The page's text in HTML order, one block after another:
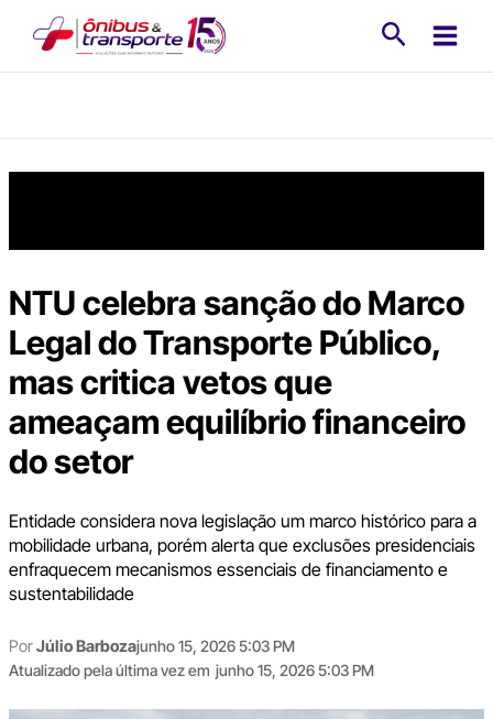
NTU celebra sanção do Marco
Legal do Transporte Público,
mas critica vetos que
ameaçam equilíbrio financeiro
do setor
Entidade considera nova legislação um marco histórico para a
mobilidade urbana, porém alerta que exclusões presidenciais
enfraquecem mecanismos essenciais de financiamento e
sustentabilidade
PorJúlio Barbozajunho 15, 2026 5:03 PM
Atualizado pela última vez em junho 15, 2026 5:03 PM